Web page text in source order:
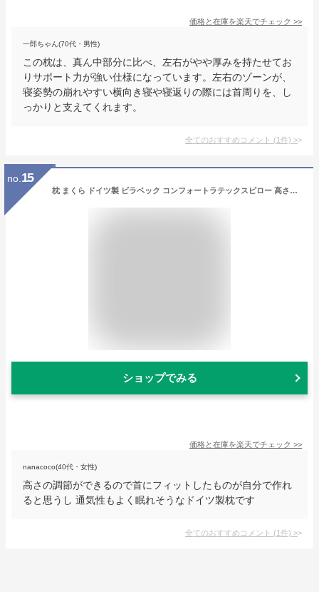
価格と在庫を楽天でチェック >>
一郎ちゃん(70代・男性)
この枕は、真ん中部分に比べ、左右がやや厚みを持たせてお
りサポート力が強い仕様になっています。左右のゾーンが、
寝姿勢の崩れやすい横向き寝や寝返りの際には首周りを、し
っかりと支えてくれます。
全てのおすすめコメント (1件) >
no. 15
枕 まくら ドイツ製 ビラベック コンフォートラテックスピロー 高さ調節シート付 ネックピロー ヨーロッパ ラテックス 天然ゴム 快眠枕 まくら カバー洗濯可 高級 高さ調節 輸入枕 高め 低め 送料無料
ショップでみる
価格と在庫を楽天でチェック >>
nanacoco(40代・女性)
高さの調節ができるので首にフィットしたものが自分で作れ
ると思うし 通気性もよく眠れそうなドイツ製枕です
全てのおすすめコメント (1件) >